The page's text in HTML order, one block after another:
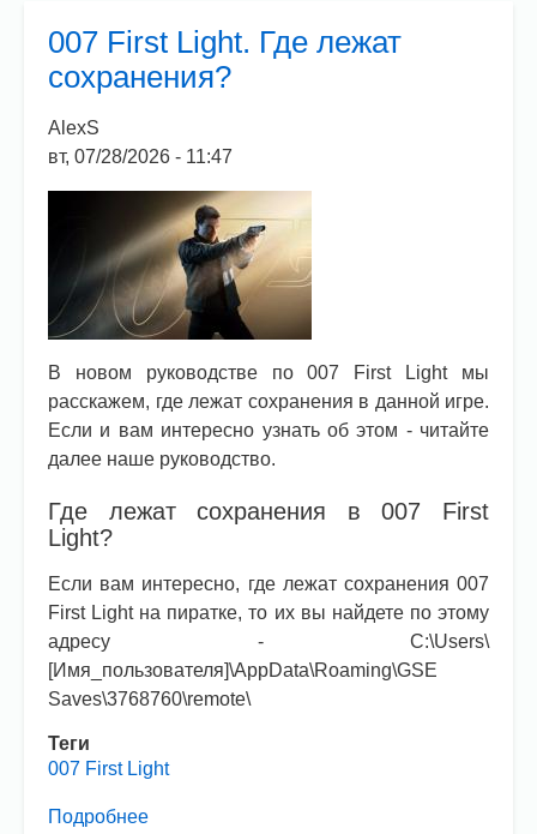
выиграть
в
007 First Light. Где лежат
сохранения?
AlexS
вт, 07/28/2026 - 11:47
В новом руководстве по 007 First Light мы
расскажем, где лежат сохранения в данной игре.
Если и вам интересно узнать об этом - читайте
далее наше руководство.
Где лежат сохранения в 007 First
Light?
Если вам интересно, где лежат сохранения 007
First Light на пиратке, то их вы найдете по этому
адресу - C:\Users\
[Имя_пользователя]\AppData\Roaming\GSE
Saves\3768760\remote\
Теги
007 First Light
Подробнее